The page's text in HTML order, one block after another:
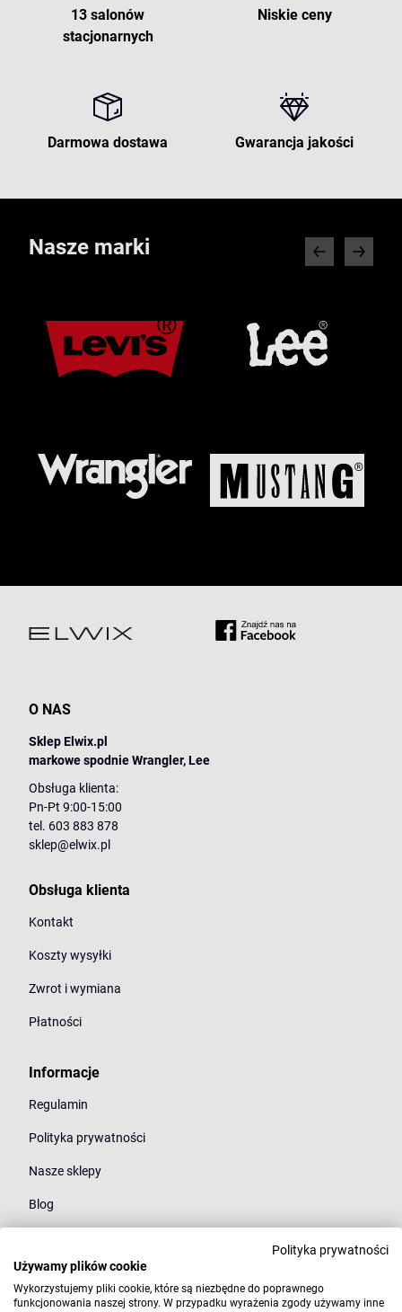
13 salonów
stacjonarnych
Niskie ceny
Darmowa dostawa Gwarancja jakości
Nasze marki
O NAS
Sklep Elwix.pl
markowe spodnie Wrangler, Lee
Obsługa klienta:
Pn-Pt 9:00-15:00
tel. 603 883 878
sklep@elwix.pl
Obsługa klienta
Kontakt
Koszty wysyłki
Zwrot i wymiana
Płatności
Informacje
Regulamin
Polityka prywatności
Nasze sklepy
Blog
Młodzież
Polityka prywatności
Używamy plików cookie
Wykorzystujemy pliki cookie, które są niezbędne do poprawnego
funkcjonowania naszej strony. W przypadku wyrażenia zgody używamy inne